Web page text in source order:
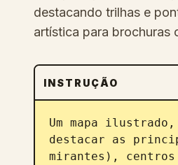
destacando trilhas e
artística para brochuras
INSTRUÇÃO
Um mapa
destacar as
mirantes),